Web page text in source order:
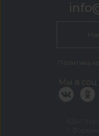
Политика
Мы в соц.